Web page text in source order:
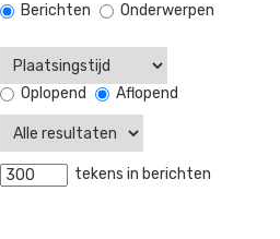
Berichten Onderwerpen
Oplopend
Aflopend
tekens in berichten